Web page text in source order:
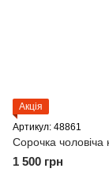
Акція
Артикул: 48861
Сорочка
1 500 грн